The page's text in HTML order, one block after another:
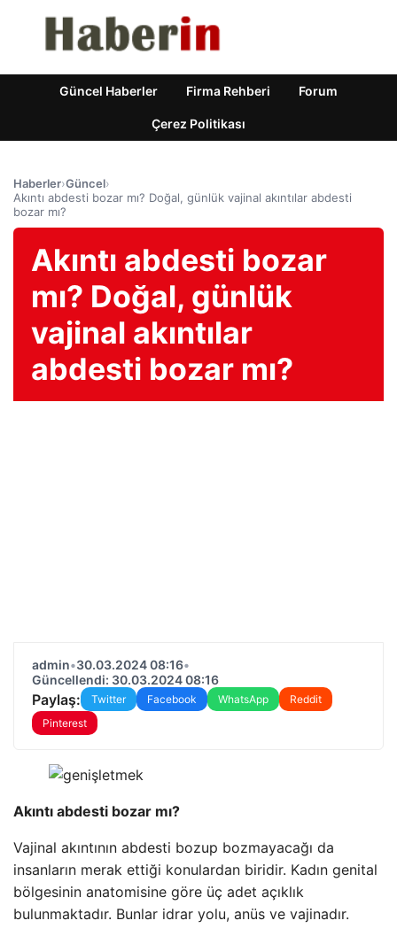
Güncel Haberler Firma Rehberi Forum
Çerez Politikası
Haberler›Güncel›
Akıntı abdesti bozar mı? Doğal, günlük vajinal akıntılar abdesti
bozar mı?
Akıntı abdesti bozar
mı? Doğal, günlük
vajinal akıntılar
abdesti bozar mı?
admin•30.03.2024 08:16•
Güncellendi: 30.03.2024 08:16
Paylaş: Twitter Facebook WhatsApp
Reddit
Pinterest
Akıntı abdesti bozar mı?
Vajinal akıntının abdesti bozup bozmayacağı da
insanların merak ettiği konulardan biridir. Kadın genital
bölgesinin anatomisine göre üç adet açıklık
bulunmaktadır. Bunlar idrar yolu, anüs ve vajinadır.